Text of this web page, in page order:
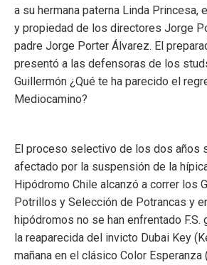
a su hermana paterna Linda Princesa,
y propiedad de los directores Jorge
padre Jorge Porter Álvarez. El
presentó a las defensoras de los
Guillermón ¿Qué te ha parecido el
Mediocamino?
El proceso selectivo de los dos años
afectado por la suspensión de la
Hipódromo Chile alcanzó a correr los
Potrillos y Selección de Potrancas y
hipódromos no se han enfrentado F.S.
la reaparecida del invicto Dubai Key
mañana en el clásico Color Esperanza